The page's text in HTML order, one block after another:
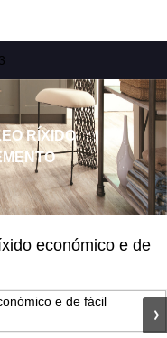
RÍXIDO
económico e de